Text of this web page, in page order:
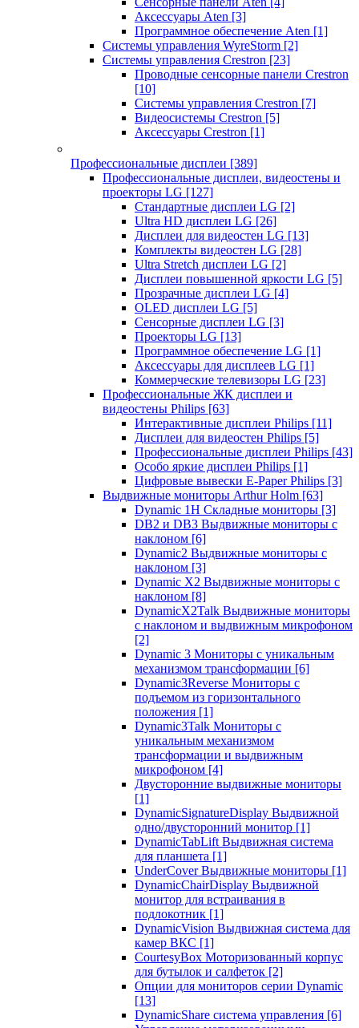
Аксессуары Aten [3]
Программное обеспечение Aten [1]
Системы управления WyreStorm [2]
Системы управления Crestron [23]
Проводные сенсорные панели Crestron
[10]
Системы управления Crestron [7]
Видеосистемы Crestron [5]
Аксессуары Crestron [1]
Профессиональные дисплеи [389]
Профессиональные дисплеи, видеостены и
проекторы LG [127]
Стандартные дисплеи LG [2]
Ultra HD дисплеи LG [26]
Дисплеи для видеостен LG [13]
Комплекты видеостен LG [28]
Ultra Stretch дисплеи LG [2]
Дисплеи повышенной яркости LG [5]
Прозрачные дисплеи LG [4]
OLED дисплеи LG [5]
Сенсорные дисплеи LG [3]
Проекторы LG [13]
Программное обеспечение LG [1]
Аксессуары для дисплеев LG [1]
Коммерческие телевизоры LG [23]
Профессиональные ЖК дисплеи и
видеостены Philips [63]
Интерактивные дисплеи Philips [11]
Дисплеи для видеостен Philips [5]
Профессиональные дисплеи Philips [43]
Особо яркие дисплеи Philips [1]
Цифровые вывески E-Paper Philips [3]
Выдвижные мониторы Arthur Holm [63]
Dynamic 1Н Складные мониторы [3]
DB2 и DB3 Выдвижные мониторы с
наклоном [6]
Dynamic2 Выдвижные мониторы с
наклоном [3]
Dynamic X2 Выдвижные мониторы с
наклоном [8]
DynamicX2Talk Выдвижные мониторы
с наклоном и выдвижным микрофоном
[2]
Dynamic 3 Мониторы с уникальным
механизмом трансформации [6]
Dynamic3Reverse Мониторы с
подъемом из горизонтального
положения [1]
Dynamic3Talk Мониторы с
уникальным механизмом
трансформации и выдвижным
микрофоном [4]
Двусторонние выдвижные мониторы
[1]
DynamicSignatureDisplay Выдвижной
одно/двусторонний монитор [1]
DynamicTabLift Выдвижная система
для планшета [1]
UnderCover Выдвижные мониторы [1]
DynamicChairDisplay Выдвижной
монитор для встраивания в
подлокотник [1]
DynamicVision Выдвижная система для
камер ВКС [1]
CourtesyBox Моторизованный корпус
для бутылок и салфеток [2]
Опции для мониторов серии Dynamic
[13]
DynamicShare система управления [6]